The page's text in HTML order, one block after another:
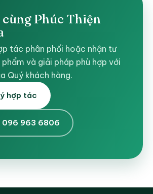
Phúc Thiện
tác phân phối hoặc nhận tư
và giải pháp phù hợp với
Quý khách hàng.
hợp tác
096 963 6806